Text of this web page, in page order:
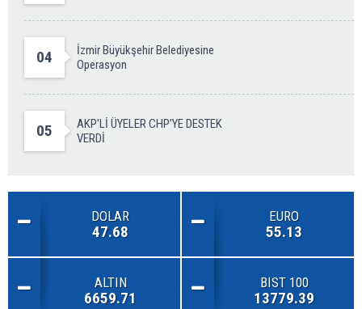
04
İzmir Büyükşehir Belediyesine
Operasyon
05
AKP'Lİ ÜYELER CHP’YE DESTEK
VERDİ
DOLAR
47.68
EURO
55.13
ALTIN
6659.71
BIST 100
13779.39